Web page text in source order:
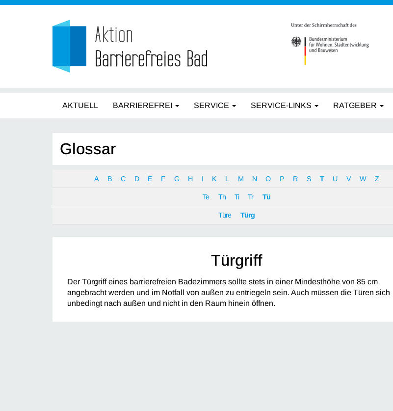
AKTUELL BARRIEREFREI SERVICE SERVICE-LINKS RATGEBER
Glossar
A B C D E F G H I K L M N O P R S T U V W Z
Te Th Ti Tr Tü
Türe Türg
Türgriff
Der Türgriff eines barrierefreien Badezimmers sollte stets in einer Mindesthöhe von 85 cm
angebracht werden und im Notfall von außen zu entriegeln sein. Auch müssen die Türen sich
unbedingt nach außen und nicht in den Raum hinein öffnen.